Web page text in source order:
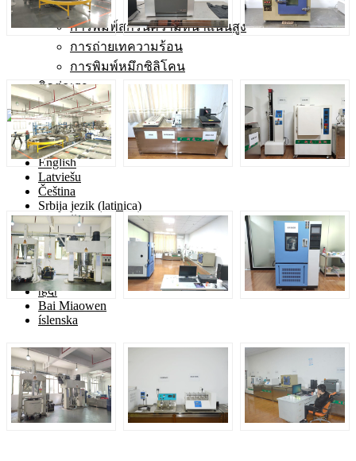
Knowledge
การพิมพ์สกรีนความหนาแน่นสูง
การถ่ายเทความร้อน
การพิมพ์หมึกซิลิโคน
ติดต่อเรา
Language
ไทย
English
Latviešu
Čeština
Srbija jezik (latinica)
slovenčina
Български
Malti
Eesti
Polski
हिंदी
Bai Miaowen
íslenska